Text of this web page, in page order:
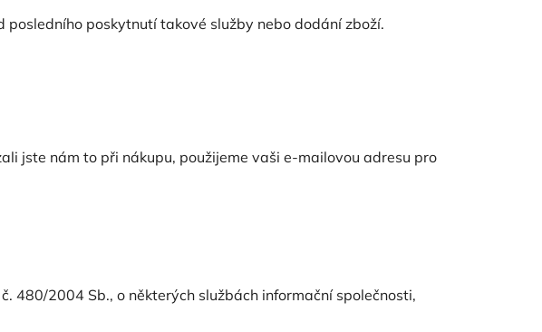
posledního poskytnutí takové služby nebo dodání zboží.
jste nám to při nákupu, použijeme vaši e-mailovou adresu pro
480/2004 Sb., o některých službách informační společnosti,